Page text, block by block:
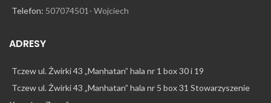
Telefon: 507074501- Wojciech
ADRESY
Tczew ul. Żwirki 43 „Manhatan” hala nr 1 box 30 i 19
Tczew ul. Żwirki 43 „Manhatan” hala nr 5 box 31 Stowarzyszenie